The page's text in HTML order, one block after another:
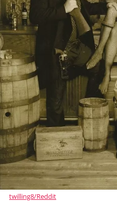
twilling8/Reddit